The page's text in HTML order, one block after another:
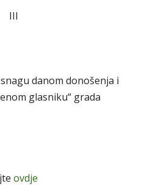
III
danom donošenja i
glasniku“ grada
ovdje